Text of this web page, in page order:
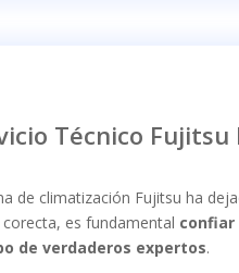
Técnico Fujitsu
de climatización Fujitsu ha
es fundamental confiar
de verdaderos expertos.